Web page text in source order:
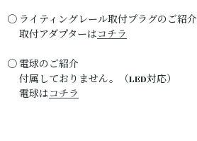
〇 ライティングレール取付プラグのご紹介
取付アダプターはコチラ
〇 電球のご紹介
付属しておりません。（LED対応）
電球はコチラ